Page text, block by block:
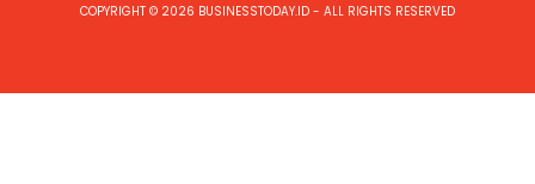
COPYRIGHT © 2026 BUSINESSTODAY.ID - ALL RIGHTS RESERVED